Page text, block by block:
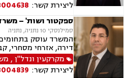
ליצירת קשר:
ספקטור ושות' – משרד
סמילנסקי 10 נתניה, נתניה
המשרד עוסק
בינוי, פינוי מושכר,
גישור ובוררויות, דיור
חוזים, דיני עבודה,
מקרקעין ונדל"ן,
ליצירת קשר: